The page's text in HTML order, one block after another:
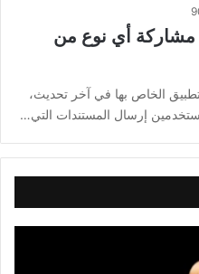
مشاركة أي نوع من
الخاص بها في آخر تحديث،
إرسال المستندات التي…